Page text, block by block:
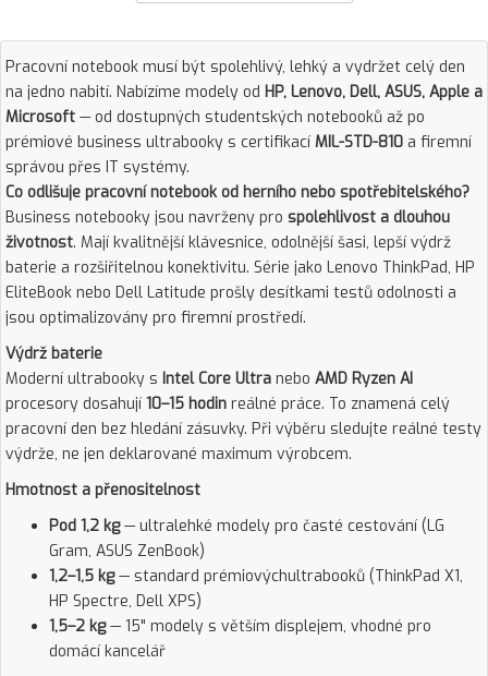
Pracovní notebook musí být spolehlivý, lehký a vydržet celý den
na jedno nabití. Nabízíme modely od HP, Lenovo, Dell, ASUS, Apple a
Microsoft — od dostupných studentských notebooků až po
prémiové business ultrabooky s certifikací MIL-STD-810 a firemní
správou přes IT systémy.
Co odlišuje pracovní notebook od herního nebo spotřebitelského?
Business notebooky jsou navrženy pro spolehlivost a dlouhou
životnost. Mají kvalitnější klávesnice, odolnější šasi, lepší výdrž
baterie a rozšiřitelnou konektivitu. Série jako Lenovo ThinkPad, HP
EliteBook nebo Dell Latitude prošly desítkami testů odolnosti a
jsou optimalizovány pro firemní prostředí.
Výdrž baterie
Moderní ultrabooky s Intel Core Ultra nebo AMD Ryzen AI
procesory dosahují 10–15 hodin reálné práce. To znamená celý
pracovní den bez hledání zásuvky. Při výběru sledujte reálné testy
výdrže, ne jen deklarované maximum výrobcem.
Hmotnost a přenositelnost
Pod 1,2 kg— ultralehké modely pro časté cestování (LG
Gram, ASUS ZenBook)
1,2–1,5 kg— standard prémiovýchultrabooků (ThinkPad X1,
HP Spectre, Dell XPS)
1,5–2 kg— 15" modely s větším displejem, vhodné pro
domácí kancelář